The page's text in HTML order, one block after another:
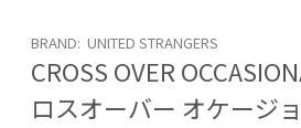
BRAND: UNITED STRANGERS
CROSS OVER
ロスオーバー オケージ